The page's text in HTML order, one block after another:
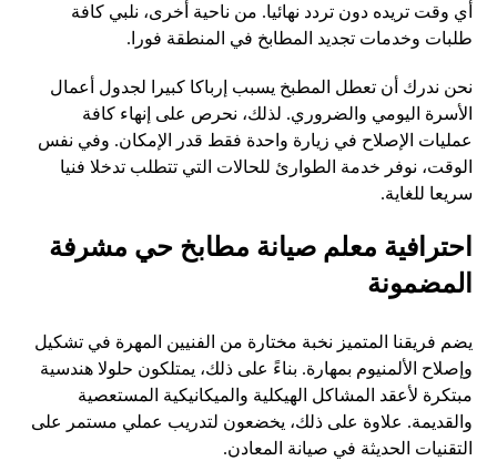
أي وقت تريده دون تردد نهائيا. من ناحية أخرى، نلبي كافة
طلبات وخدمات تجديد المطابخ في المنطقة فورا.
نحن ندرك أن تعطل المطبخ يسبب إرباكا كبيرا لجدول أعمال
الأسرة اليومي والضروري. لذلك، نحرص على إنهاء كافة
عمليات الإصلاح في زيارة واحدة فقط قدر الإمكان. وفي نفس
الوقت، نوفر خدمة الطوارئ للحالات التي تتطلب تدخلا فنيا
سريعا للغاية.
احترافية معلم صيانة مطابخ حي مشرفة
المضمونة
يضم فريقنا المتميز نخبة مختارة من الفنيين المهرة في تشكيل
وإصلاح الألمنيوم بمهارة. بناءً على ذلك، يمتلكون حلولا هندسية
مبتكرة لأعقد المشاكل الهيكلية والميكانيكية المستعصية
والقديمة. علاوة على ذلك، يخضعون لتدريب عملي مستمر على
التقنيات الحديثة في صيانة المعادن.